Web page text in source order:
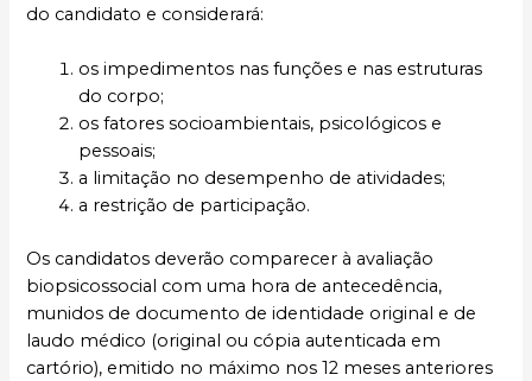
do candidato e considerará:
os impedimentos nas funções e nas estruturas
do corpo;
os fatores socioambientais, psicológicos e
pessoais;
a limitação no desempenho de atividades;
a restrição de participação.
Os candidatos deverão comparecer à avaliação
biopsicossocial com uma hora de antecedência,
munidos de documento de identidade original e de
laudo médico (original ou cópia autenticada em
cartório), emitido no máximo nos 12 meses anteriores